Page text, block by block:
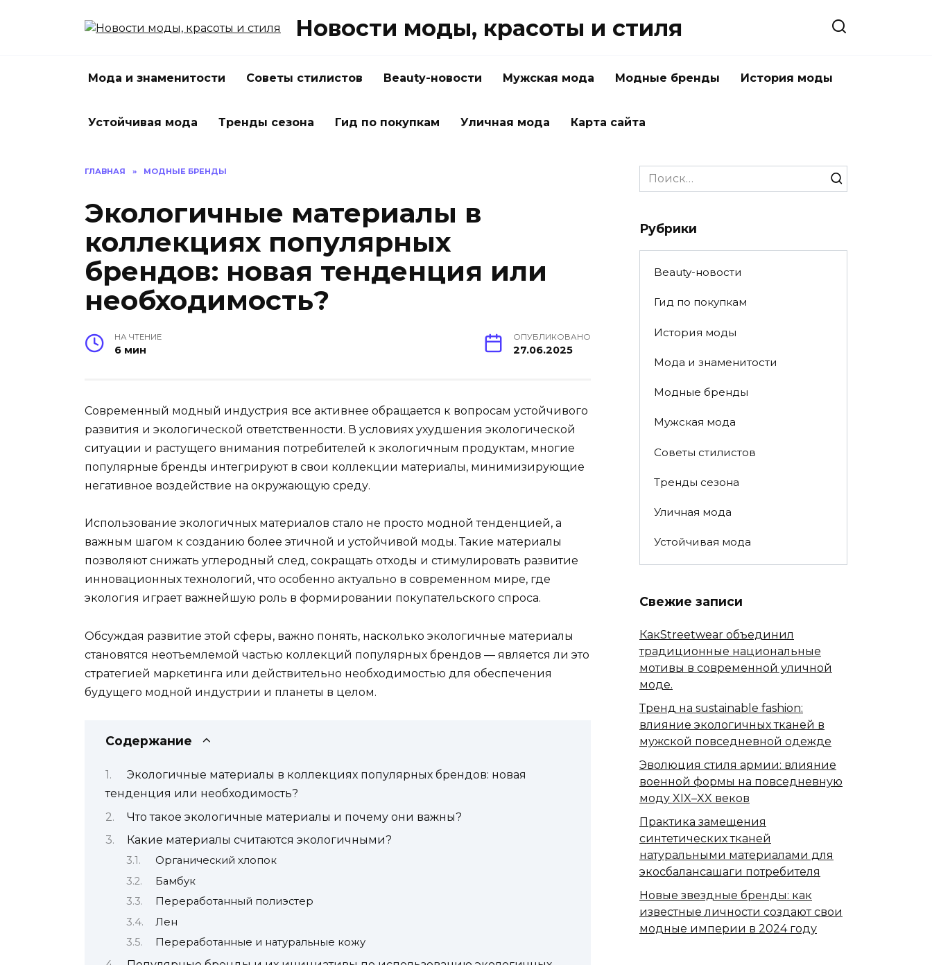
Новости моды, красоты и стиля
Мода и знаменитости Советы стилистов Beauty-новости Мужская мода Модные бренды История моды
Устойчивая мода Тренды сезона Гид по покупкам Уличная мода Карта сайта
ГЛАВНАЯ » МОДНЫЕ БРЕНДЫ
Экологичные материалы в
коллекциях популярных
брендов: новая тенденция или
необходимость?
НА ЧТЕНИЕ
6 мин
ОПУБЛИКОВАНО
27.06.2025
Современный модный индустрия все активнее обращается к вопросам устойчивого
развития и экологической ответственности. В условиях ухудшения экологической
ситуации и растущего внимания потребителей к экологичным продуктам, многие
популярные бренды интегрируют в свои коллекции материалы, минимизирующие
негативное воздействие на окружающую среду.
Использование экологичных материалов стало не просто модной тенденцией, а
важным шагом к созданию более этичной и устойчивой моды. Такие материалы
позволяют снижать углеродный след, сокращать отходы и стимулировать развитие
инновационных технологий, что особенно актуально в современном мире, где
экология играет важнейшую роль в формировании покупательского спроса.
Обсуждая развитие этой сферы, важно понять, насколько экологичные материалы
становятся неотъемлемой частью коллекций популярных брендов — является ли это
стратегией маркетинга или действительно необходимостью для обеспечения
будущего модной индустрии и планеты в целом.
Содержание
Экологичные материалы в коллекциях популярных брендов: новая
тенденция или необходимость?
Что такое экологичные материалы и почему они важны?
Какие материалы считаются экологичными?
Органический хлопок
Бамбук
Переработанный полиэстер
Лен
Переработанные и натуральные кожу
Search
for:
Рубрики
Beauty-новости
Гид по покупкам
История моды
Мода и знаменитости
Модные бренды
Мужская мода
Советы стилистов
Тренды сезона
Уличная мода
Устойчивая мода
Свежие записи
КакStreetwear объединил
традиционные национальные
мотивы в современной уличной
моде.
Тренд на sustainable fashion:
влияние экологичных тканей в
мужской повседневной одежде
Эволюция стиля армии: влияние
военной формы на повседневную
моду XIX–XX веков
Практика замещения
синтетических тканей
натуральными материалами для
экосбалансашаги потребителя
Новые звездные бренды: как
известные личности создают свои
модные империи в 2024 году